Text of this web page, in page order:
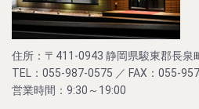
住所：〒411-0943 静岡県駿東郡長泉
TEL：055-987-0575 ／ FAX：055-
営業時間：9:30～19:00